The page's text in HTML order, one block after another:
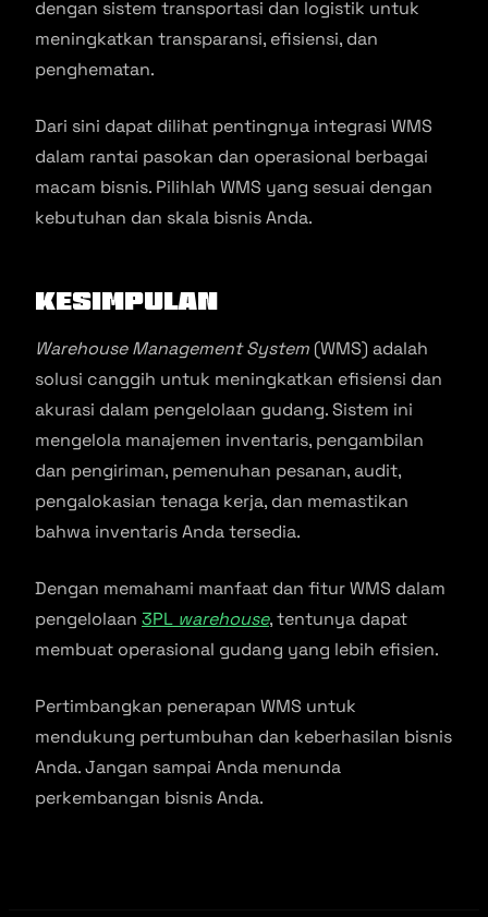
dengan sistem transportasi dan logistik untuk
meningkatkan transparansi, efisiensi, dan
penghematan.
Dari sini dapat dilihat pentingnya integrasi WMS
dalam rantai pasokan dan operasional berbagai
macam bisnis. Pilihlah WMS yang sesuai dengan
kebutuhan dan skala bisnis Anda.
Kesimpulan
Warehouse Management System (WMS) adalah
solusi canggih untuk meningkatkan efisiensi dan
akurasi dalam pengelolaan gudang. Sistem ini
mengelola manajemen inventaris, pengambilan
dan pengiriman, pemenuhan pesanan, audit,
pengalokasian tenaga kerja, dan memastikan
bahwa inventaris Anda tersedia.
Dengan memahami manfaat dan fitur WMS dalam
pengelolaan 3PL warehouse, tentunya dapat
membuat operasional gudang yang lebih efisien.
Pertimbangkan penerapan WMS untuk
mendukung pertumbuhan dan keberhasilan bisnis
Anda. Jangan sampai Anda menunda
perkembangan bisnis Anda.